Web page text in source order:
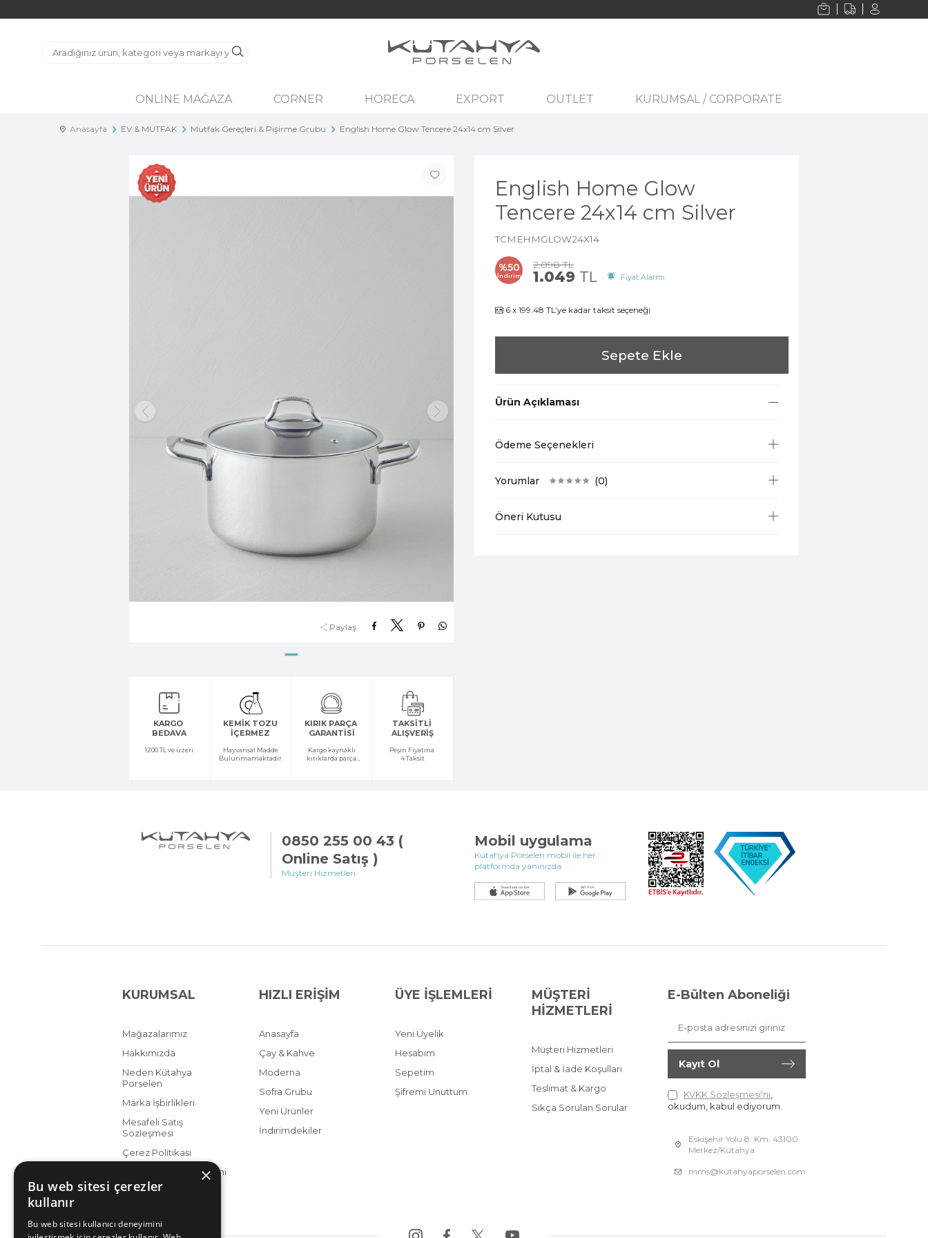
ONLINE MAĞAZA CORNER HORECA EXPORT OUTLET KURUMSAL / CORPORATE
Anasayfa EV & MUTFAK Mutfak Gereçleri & Pişirme Grubu English Home Glow Tencere 24x14 cm Silver
Paylaş:
KARGO
BEDAVA
1200 TL ve üzeri
KEMİK TOZU
İÇERMEZ
Hayvansal Madde
Bulunmamaktadır
KIRIK PARÇA
GARANTİSİ
Kargo kaynaklı
kırıklarda parça
TAKSİTLİ
ALIŞVERİŞ
Peşin Fiyatına
4 Taksit
English Home Glow
Tencere 24x14 cm Silver
TCMEHMGLOW24X14
%50
İndirim
2.098TL
1.049 TL Fiyat Alarmı
6 x 199.48 TL’ye kadar taksit seçeneği
Sepete Ekle
Ürün Açıklaması
Ödeme Seçenekleri
Yorumlar (0)
Öneri Kutusu
0850 255 00 43 (
Online Satış )
Müşteri Hizmetleri
Mobil uygulama
Kütahya Porselen mobil ile her
platformda yanınızda
KURUMSAL
Mağazalarımız
Hakkımızda
Neden Kütahya
Porselen
Marka İşbirlikleri
Mesafeli Satış
Sözleşmesi
Çerez Politikası
KVKK Aydınlatma Metni
HIZLI ERİŞİM
Anasayfa
Çay & Kahve
Moderna
Sofra Grubu
Yeni Ürünler
İndirimdekiler
ÜYE İŞLEMLERİ
Yeni Üyelik
Hesabım
Sepetim
Şifremi Unuttum
MÜŞTERİ
HİZMETLERİ
Müşteri Hizmetleri
İptal & İade Koşulları
Teslimat & Kargo
Sıkça Sorulan Sorular
E-Bülten Aboneliği
Kayıt Ol
KVKK Sözleşmesi'ni
okudum, kabul ediyorum.
Eskişehir Yolu 8. Km. 43100
Merkez/Kütahya
mms@kutahyaporselen.com
×
Bu web sitesi çerezler
kullanır
Bu web sitesi kullanıcı deneyimini